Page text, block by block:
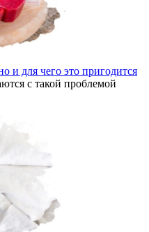
и для чего это пригодится
с такой проблемой